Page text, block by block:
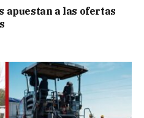
apuestan a las ofertas